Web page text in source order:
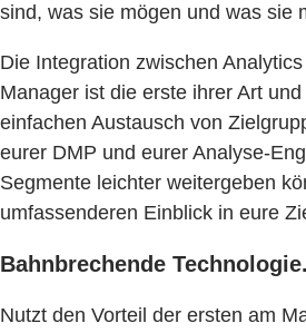
sind, was sie mögen und was sie
Die Integration zwischen
Manager ist die erste ihrer Art
einfachen Austausch von
eurer DMP und eurer Analyse-
Segmente leichter weitergeben
umfassenderen Einblick in eure
Bahnbrechende Technologie.
Nutzt den Vorteil der ersten am